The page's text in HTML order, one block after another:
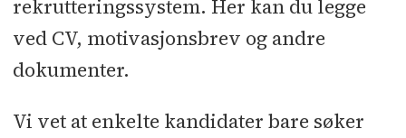
rekrutteringssystem. Her kan du legge
ved CV, motivasjonsbrev og andre
dokumenter.
Vi vet at enkelte kandidater bare søker